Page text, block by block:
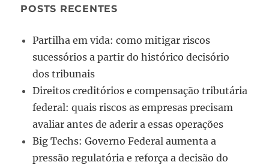
POSTS RECENTES
Partilha em vida: como mitigar riscos
sucessórios a partir do histórico decisório
dos tribunais
Direitos creditórios e compensação tributária
federal: quais riscos as empresas precisam
avaliar antes de aderir a essas operações
Big Techs: Governo Federal aumenta a
pressão regulatória e reforça a decisão do